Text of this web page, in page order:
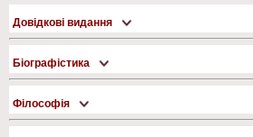
Довідкові видання
Біографістика
Філософія